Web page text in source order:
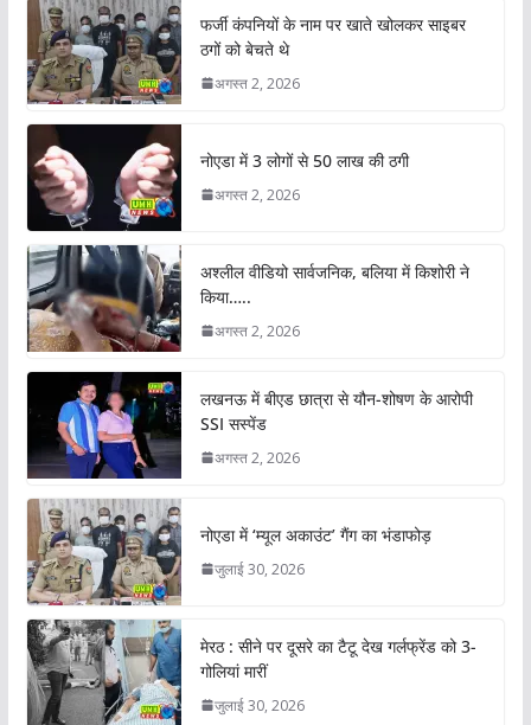
फर्जी कंपनियों के नाम पर खाते खोलकर साइबर
ठगों को बेचते थे
अगस्त 2, 2026
नोएडा में 3 लोगों से 50 लाख की ठगी
अगस्त 2, 2026
अश्लील वीडियो सार्वजनिक, बलिया में किशोरी ने
किया…..
अगस्त 2, 2026
लखनऊ में बीएड छात्रा से यौन-शोषण के आरोपी
SSI सस्पेंड
अगस्त 2, 2026
नोएडा में ‘म्यूल अकाउंट’ गैंग का भंडाफोड़
जुलाई 30, 2026
मेरठ : सीने पर दूसरे का टैटू देख गर्लफ्रेंड को 3-
गोलियां मारीं
जुलाई 30, 2026